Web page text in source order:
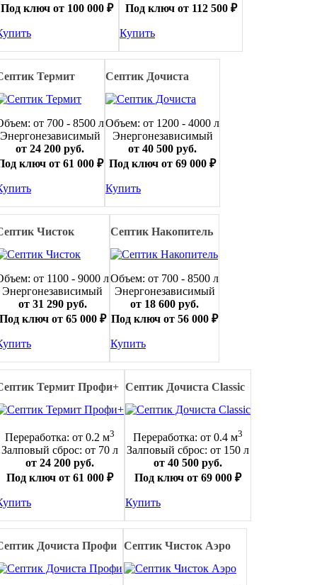
Под ключ от 100 000 ₽
Под ключ от 112 500 ₽
Купить
Термит
от 700 - 8500 л
Энергонезависимый
от 24 200 руб.
ключ от 61 000 ₽
Септик Дочиста
Объем: от 1200 - 4000 л
Энергонезависимый
от 40 500 руб.
Под ключ от 69 000 ₽
Купить
Чисток
от 1100 - 9000 л
Энергонезависимый
от 31 290 руб.
ключ от 65 000 ₽
Септик Накопитель
Объем: от 700 - 8500 л
Энергонезависимый
от 18 600 руб.
Под ключ от 56 000 ₽
Купить
Термит Профи+
Переработка: от 0.2 м3
Залповый сброс: от 70 л
от 24 200 руб.
Под ключ от 61 000 ₽
Септик Дочиста Classic
Переработка: от 0.4 м3
Залповый сброс: от 150 л
от 40 500 руб.
Под ключ от 69 000 ₽
Купить
Дочиста Профи Септик Чисток Аэро